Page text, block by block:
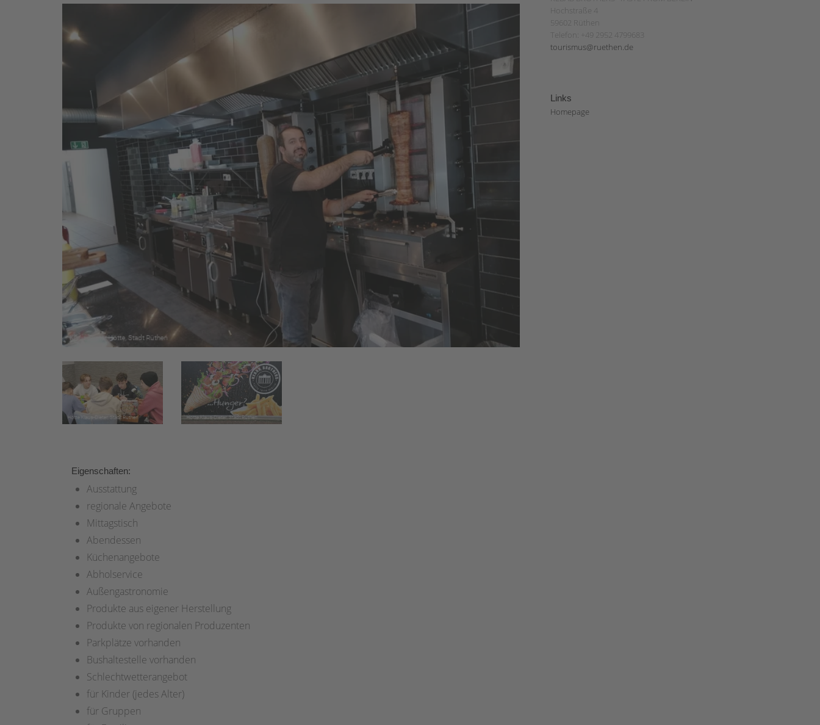
Hochstraße 4
59602 Rüthen
Telefon: +49 2952 4799683
tourismus@ruethen.de
Links
Homepage
Eigenschaften:
Ausstattung
regionale Angebote
Mittagstisch
Abendessen
Küchenangebote
Abholservice
Außengastronomie
Produkte aus eigener Herstellung
Produkte von regionalen Produzenten
Parkplätze vorhanden
Bushaltestelle vorhanden
Schlechtwetterangebot
für Kinder (jedes Alter)
für Gruppen